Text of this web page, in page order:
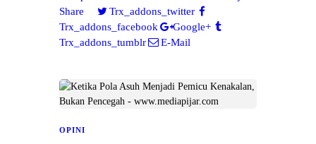
Share
Trx_addons_twitter
Trx_addons_facebook
Google+
Trx_addons_tumblr
E-Mail
OPINI